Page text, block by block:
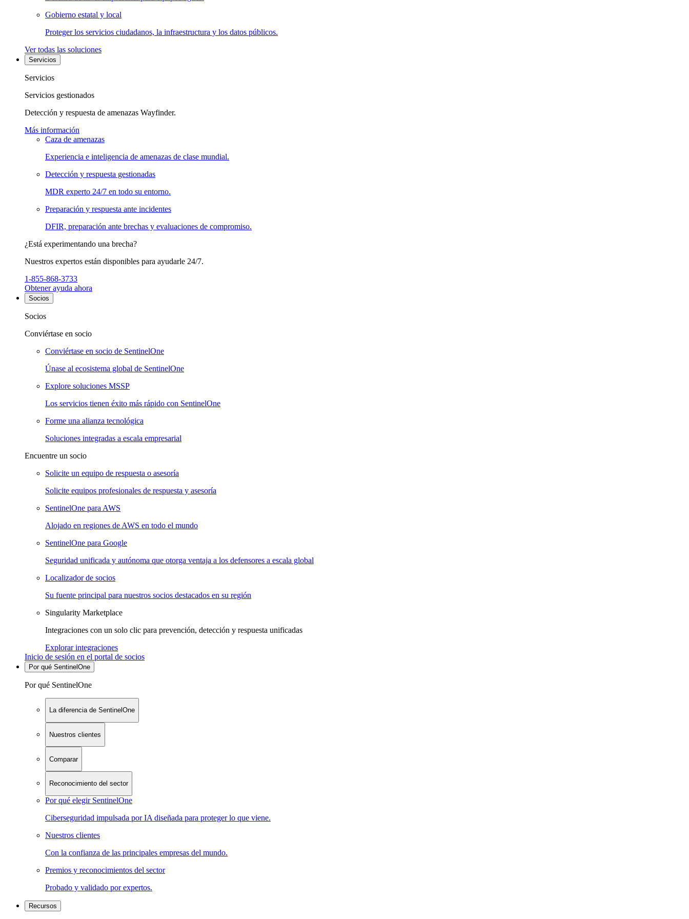
Gobierno estatal y local
Proteger los servicios ciudadanos, la infraestructura y los datos públicos.
Ver todas las soluciones
Servicios
Servicios
Servicios gestionados
Detección y respuesta de amenazas Wayfinder.
Más información
Caza de amenazas
Experiencia e inteligencia de amenazas de clase mundial.
Detección y respuesta gestionadas
MDR experto 24/7 en todo su entorno.
Preparación y respuesta ante incidentes
DFIR, preparación ante brechas y evaluaciones de compromiso.
¿Está experimentando una brecha?
Nuestros expertos están disponibles para ayudarle 24/7.
1-855-868-3733
Obtener ayuda ahora
Socios
Socios
Conviértase en socio
Conviértase en socio de SentinelOne
Únase al ecosistema global de SentinelOne
Explore soluciones MSSP
Los servicios tienen éxito más rápido con SentinelOne
Forme una alianza tecnológica
Soluciones integradas a escala empresarial
Encuentre un socio
Solicite un equipo de respuesta o asesoría
Solicite equipos profesionales de respuesta y asesoría
SentinelOne para AWS
Alojado en regiones de AWS en todo el mundo
SentinelOne para Google
Seguridad unificada y autónoma que otorga ventaja a los defensores a escala global
Localizador de socios
Su fuente principal para nuestros socios destacados en su región
Singularity Marketplace
Integraciones con un solo clic para prevención, detección y respuesta unificadas
Explorar integraciones
Inicio de sesión en el portal de socios
Por qué SentinelOne
Por qué SentinelOne
La diferencia de SentinelOne
Nuestros clientes
Comparar
Reconocimiento del sector
Por qué elegir SentinelOne
Ciberseguridad impulsada por IA diseñada para proteger lo que viene.
Nuestros clientes
Con la confianza de las principales empresas del mundo.
Premios y reconocimientos del sector
Probado y validado por expertos.
Recursos